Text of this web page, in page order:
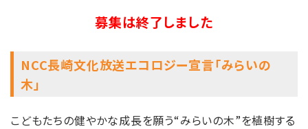
募集は終了しました
NCC長崎文化放送エコロジー宣言「みらいの
木」
こどもたちの健やかな成長を願う“みらいの木”を植樹する